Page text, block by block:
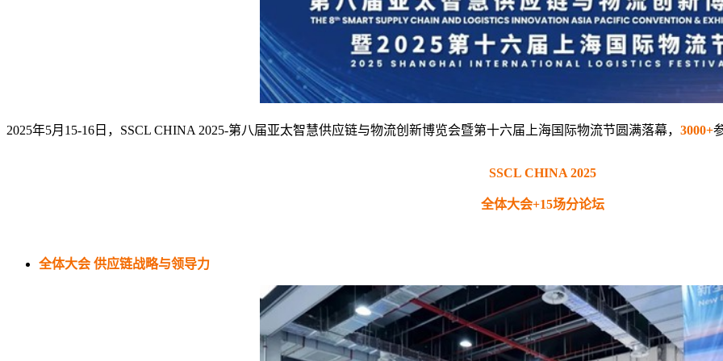
2025年5月15-16日，SSCL CHINA 2025-第八届亚太智慧供应链与物流创新博览会暨第十六届上海国际物流节圆满落幕， 3000+
SSCL CHINA 2025
全体大会+15场分论坛
全体大会 供应链战略与领导力